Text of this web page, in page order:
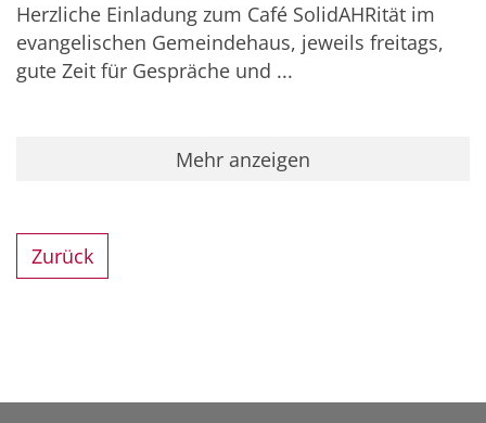
Herzliche Einladung zum Café SolidAHRität im
evangelischen Gemeindehaus, jeweils freitags,
gute Zeit für Gespräche und ...
Mehr anzeigen
Zurück